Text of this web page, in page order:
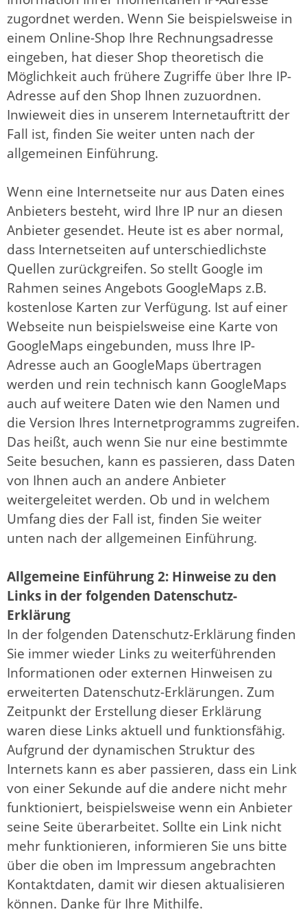
zugordnet werden. Wenn Sie beispielsweise in
einem Online-Shop Ihre Rechnungsadresse
eingeben, hat dieser Shop theoretisch die
Möglichkeit auch frühere Zugriffe über Ihre IP-
Adresse auf den Shop Ihnen zuzuordnen.
Inwieweit dies in unserem Internetauftritt der
Fall ist, finden Sie weiter unten nach der
allgemeinen Einführung.
Wenn eine Internetseite nur aus Daten eines
Anbieters besteht, wird Ihre IP nur an diesen
Anbieter gesendet. Heute ist es aber normal,
dass Internetseiten auf unterschiedlichste
Quellen zurückgreifen. So stellt Google im
Rahmen seines Angebots GoogleMaps z.B.
kostenlose Karten zur Verfügung. Ist auf einer
Webseite nun beispielsweise eine Karte von
GoogleMaps eingebunden, muss Ihre IP-
Adresse auch an GoogleMaps übertragen
werden und rein technisch kann GoogleMaps
auch auf weitere Daten wie den Namen und
die Version Ihres Internetprogramms zugreifen.
Das heißt, auch wenn Sie nur eine bestimmte
Seite besuchen, kann es passieren, dass Daten
von Ihnen auch an andere Anbieter
weitergeleitet werden. Ob und in welchem
Umfang dies der Fall ist, finden Sie weiter
unten nach der allgemeinen Einführung.
Allgemeine Einführung 2: Hinweise zu den
Links in der folgenden Datenschutz-
Erklärung
In der folgenden Datenschutz-Erklärung finden
Sie immer wieder Links zu weiterführenden
Informationen oder externen Hinweisen zu
erweiterten Datenschutz-Erklärungen. Zum
Zeitpunkt der Erstellung dieser Erklärung
waren diese Links aktuell und funktionsfähig.
Aufgrund der dynamischen Struktur des
Internets kann es aber passieren, dass ein Link
von einer Sekunde auf die andere nicht mehr
funktioniert, beispielsweise wenn ein Anbieter
seine Seite überarbeitet. Sollte ein Link nicht
mehr funktionieren, informieren Sie uns bitte
über die oben im Impressum angebrachten
Kontaktdaten, damit wir diesen aktualisieren
können. Danke für Ihre Mithilfe.